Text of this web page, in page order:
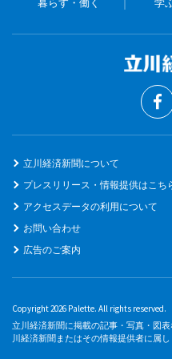
立川経済新聞について
プレスリリース・情報提供はこち
アクセスデータの利用について
お問い合わせ
広告のご案内
Copyright 2026 Palette. All rights reserved.
立川経済新聞に掲載の記事・写真・図
川経済新聞またはその情報提供者に属し